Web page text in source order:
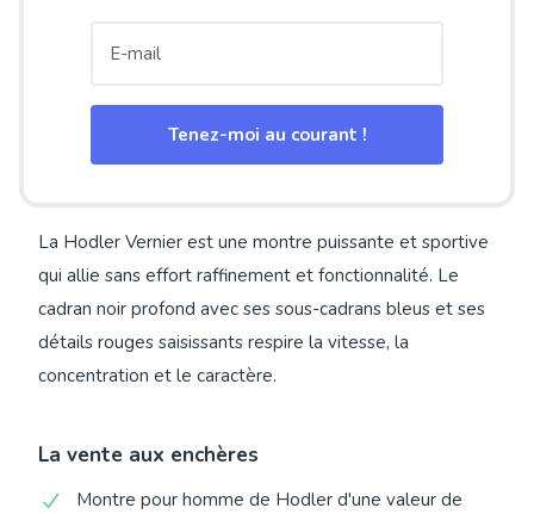
Tenez-moi au courant !
La Hodler Vernier est une montre puissante et sportive
qui allie sans effort raffinement et fonctionnalité. Le
cadran noir profond avec ses sous-cadrans bleus et ses
détails rouges saisissants respire la vitesse, la
concentration et le caractère.
La vente aux enchères
Montre pour homme de Hodler d'une valeur de